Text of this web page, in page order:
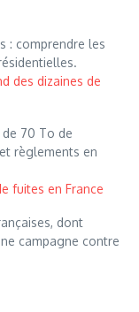
: comprendre les
des dizaines de
70 To de
règlements en
fuites en France
dont
campagne contre